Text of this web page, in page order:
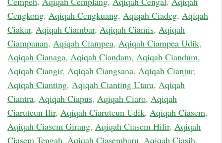
Cengkong, Aqiqah Cengkuang, Aqiqah Ciadeg, Aqiqah
Ciakar, Aqiqah Ciambar, Aqiqah Ciamis, Aqiqah
Ciampanan, Aqiqah Ciampea, Aqiqah Ciampea Udik,
Aqiqah Cianaga, Aqiqah Ciandam, Aqiqah Ciandum,
Aqiqah Ciangir, Aqiqah Ciangsana, Aqiqah Cianjur,
Aqiqah Cianting, Aqiqah Cianting Utara, Aqiqah
Ciantra, Aqiqah Ciapus, Aqiqah Ciaro, Aqiqah
Ciaruteun Ilir, Aqiqah Ciaruteun Udik, Aqiqah Ciasem,
Aqiqah Ciasem Girang, Aqiqah Ciasem Hilir, Aqiqah
Ciasem Tengah, Aqiqah Ciasembaru, Aqiqah Ciasih,